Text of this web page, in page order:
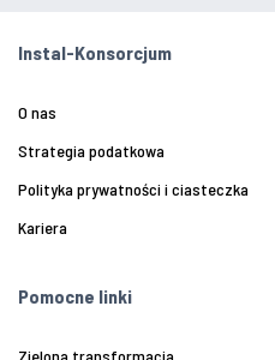
Instal-Konsorcjum
O nas
Strategia podatkowa
Polityka prywatności i ciasteczka
Kariera
Pomocne linki
Zielona transformacja